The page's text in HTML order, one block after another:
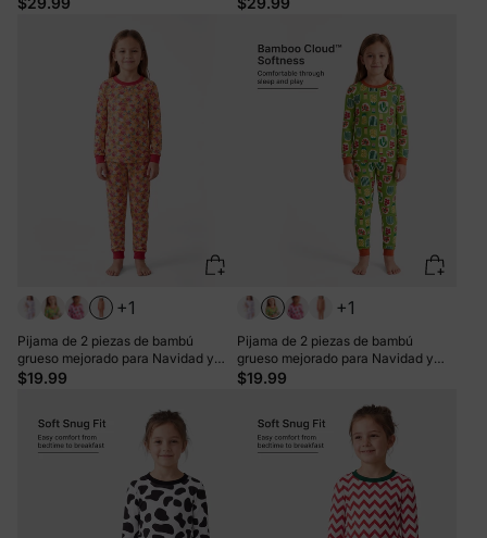
ceñido), color albaricoque
+1
Pijama de 2 piezas de bambú
grueso mejorado para Navidad y
Halloween, con estampado infantil
$19.99
+1
Pijama de 2 piezas de bambú
grueso mejorado para Navidad y
Halloween, con estampado infantil
ceñido), color verde
$19.99